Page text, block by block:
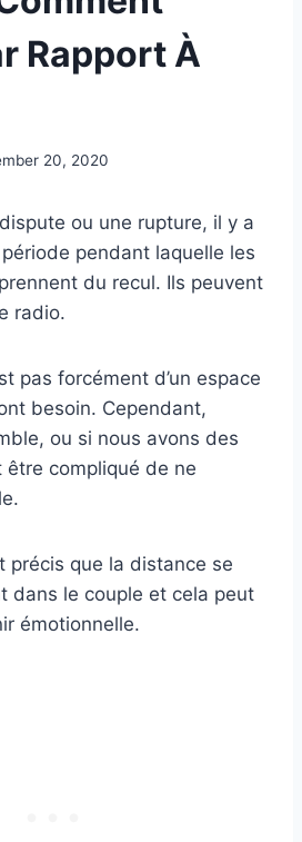
Rapport À
20, 2020
ou une rupture, il y a
pendant laquelle les
du recul. Ils peuvent
radio.
pas forcément d’un espace
besoin. Cependant,
ou si nous avons des
compliqué de ne
précis que la distance se
dans le couple et cela peut
émotionnelle.